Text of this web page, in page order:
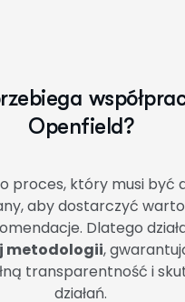
rzebiega współpra
Openfie d?
proces, który musi być
aby dostarczyć
Dlatego
metodologii,
transparentność i
działań.